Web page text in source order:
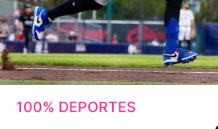
100% DEPORTES